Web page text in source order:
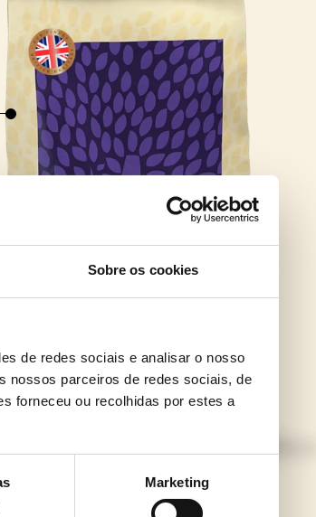
Sobre os cookies
de redes sociais e analisar o nosso
nossos parceiros de redes sociais, de
forneceu ou recolhidas por estes a
Marketing